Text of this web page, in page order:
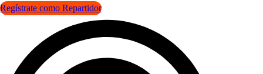
Regístrate como Repartidor